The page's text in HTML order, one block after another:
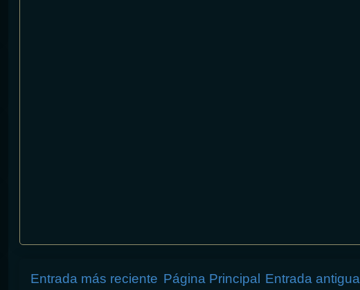
Entrada más reciente Entrada antigua
Página Principal